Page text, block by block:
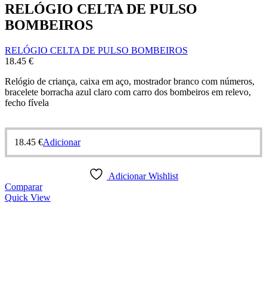
RELÓGIO CELTA DE PULSO
BOMBEIROS
RELÓGIO CELTA DE PULSO BOMBEIROS
18.45 €
Relógio de criança, caixa em aço, mostrador branco com números,
bracelete borracha azul claro com carro dos bombeiros em relevo,
fecho fívela
18.45 €Adicionar
Adicionar Wishlist
Comparar
Quick View